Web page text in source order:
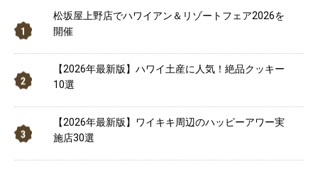
松坂屋上野店でハワイアン＆リゾートフェア2026を
開催
【2026年最新版】ハワイ土産に人気！絶品クッキー
10選
【2026年最新版】ワイキキ周辺のハッピーアワー実
施店30選